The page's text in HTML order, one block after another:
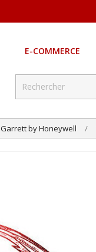
E-COMMERCE
Garrett by Honeywell